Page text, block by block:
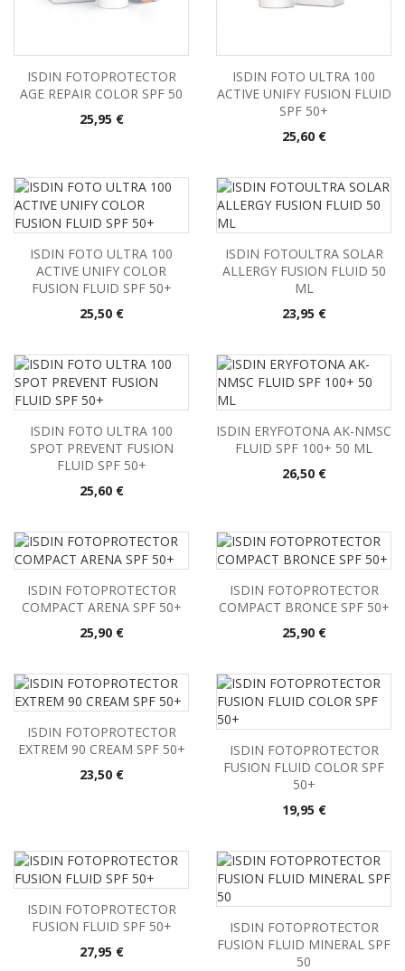
ISDIN FOTOPROTECTOR
AGE REPAIR COLOR SPF 50
Precio
25,95 €
ISDIN FOTO ULTRA 100
ACTIVE UNIFY FUSION FLUID
SPF 50+
Precio
25,60 €
ISDIN FOTO ULTRA 100
ACTIVE UNIFY COLOR
FUSION FLUID SPF 50+
Precio
25,50 €
ISDIN FOTOULTRA SOLAR
ALLERGY FUSION FLUID 50
ML
Precio
23,95 €
ISDIN FOTO ULTRA 100
SPOT PREVENT FUSION
FLUID SPF 50+
Precio
25,60 €
ISDIN ERYFOTONA AK-NMSC
FLUID SPF 100+ 50 ML
Precio
26,50 €
ISDIN FOTOPROTECTOR
COMPACT ARENA SPF 50+
Precio
25,90 €
ISDIN FOTOPROTECTOR
COMPACT BRONCE SPF 50+
Precio
25,90 €
ISDIN FOTOPROTECTOR
EXTREM 90 CREAM SPF 50+
Precio
23,50 €
ISDIN FOTOPROTECTOR
FUSION FLUID COLOR SPF
50+
Precio
19,95 €
ISDIN FOTOPROTECTOR
FUSION FLUID SPF 50+
Precio
27,95 €
ISDIN FOTOPROTECTOR
FUSION FLUID MINERAL SPF
50